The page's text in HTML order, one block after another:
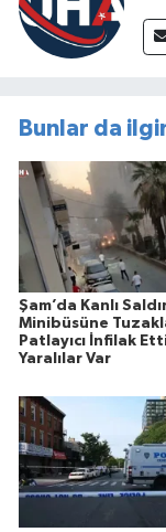
Bunlar da
Şam’da Kanlı
Minibüsüne
Patlayıcı İnfilak
Yaralılar Var